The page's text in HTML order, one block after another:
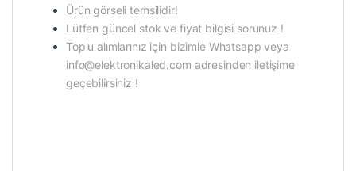
Ürün görseli temsilidir!
Lütfen güncel stok ve fiyat bilgisi sorunuz !
Toplu alımlarınız için bizimle Whatsapp veya
info@elektronikaled.com adresinden iletişime
geçebilirsiniz !